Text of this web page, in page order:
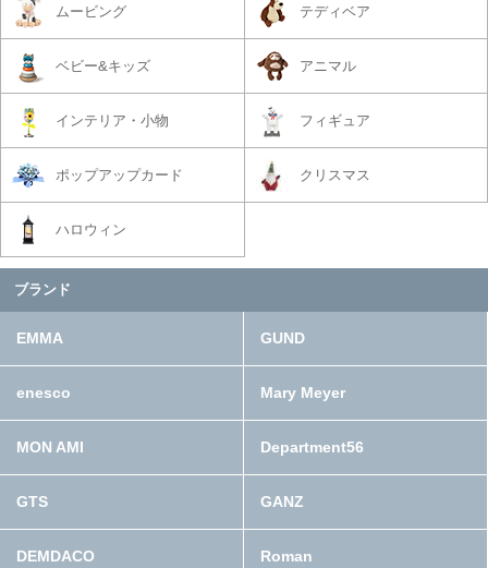
ムービング テディベア
ベビー&キッズ アニマル
インテリア・小物 フィギュア
ポップアップカード クリスマス
ハロウィン
ブランド
EMMA GUND
enesco Mary Meyer
MON AMI Department56
GTS GANZ
DEMDACO Roman